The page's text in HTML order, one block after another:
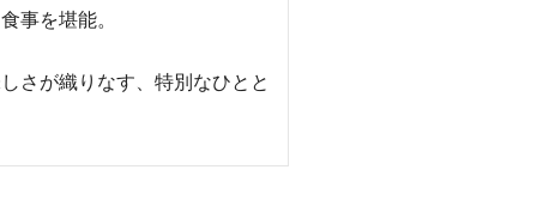
事を堪能。
さが織りなす、特別なひとと